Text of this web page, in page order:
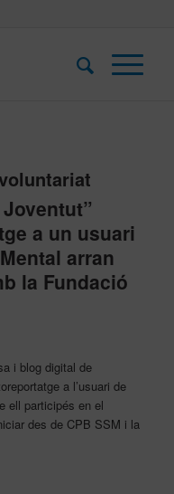
a un usuari
arran
la Fundació
i blog digital de
a l’usuari de
ell participés en el
des de CPB SSM i la